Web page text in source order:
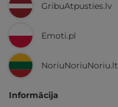
GribuAtpusties.lv
Emoti.pl
NoriuNoriuNoriu.lt
Informācija